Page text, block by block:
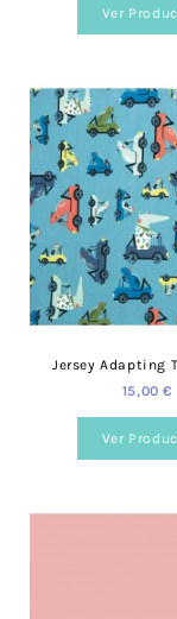
Ver
Jersey Adapting
15,00 €
Ver